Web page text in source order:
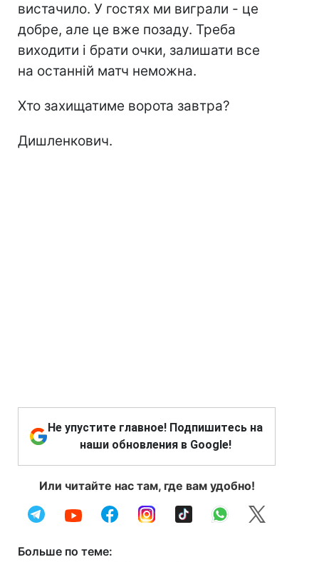
вистачило. У гостях ми виграли - це
добре, але це вже позаду. Треба
виходити і брати очки, залишати все
на останній матч неможна.
Хто захищатиме ворота завтра?
Дишленкович.
Не упустите главное! Подпишитесь на
наши обновления в Google!
Или читайте нас там, где вам удобно!
Больше по теме: